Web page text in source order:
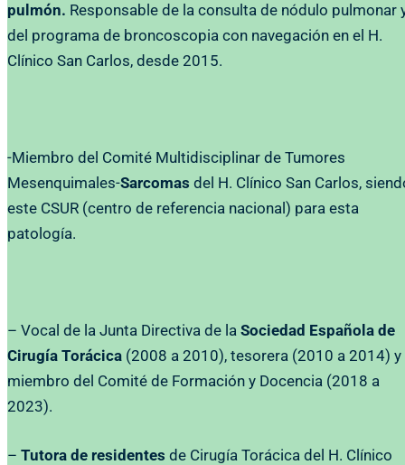
pulmón. Responsable de la consulta de nódulo pulmonar
del programa de broncoscopia con navegación en el H.
Clínico San Carlos, desde 2015.
-Miembro del Comité Multidisciplinar de Tumores
Mesenquimales-Sarcomas del H. Clínico San Carlos,
este CSUR (centro de referencia nacional) para esta
patología.
– Vocal de la Junta Directiva de la Sociedad Española de
Cirugía Torácica (2008 a 2010), tesorera (2010 a 2014) y
miembro del Comité de Formación y Docencia (2018 a
2023).
– Tutora de residentes de Cirugía Torácica del H. Clínico